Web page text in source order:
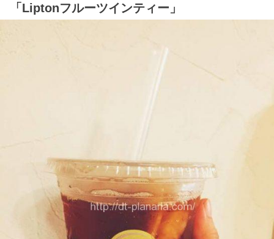
「Liptonフルーツインティー」